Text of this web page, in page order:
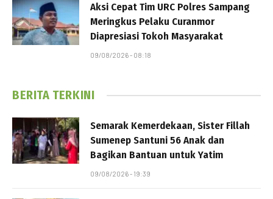
Aksi Cepat Tim URC Polres Sampang
Meringkus Pelaku Curanmor
Diapresiasi Tokoh Masyarakat
09/08/2026 - 08:18
BERITA TERKINI
Semarak Kemerdekaan, Sister Fillah
Sumenep Santuni 56 Anak dan
Bagikan Bantuan untuk Yatim
09/08/2026 - 19:39